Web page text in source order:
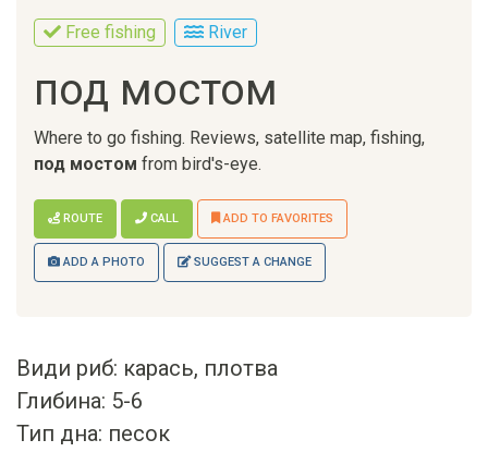
Free fishing River
под мостом
Where to go fishing. Reviews, satellite map, fishing,
под мостом from bird's-eye.
ROUTE CALL ADD TO FAVORITES
ADD A PHOTO SUGGEST A CHANGE
Види риб: карась, плотва
Глибина: 5-6
Тип дна: песок